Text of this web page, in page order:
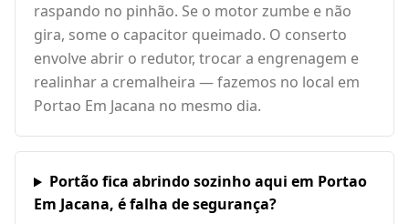
raspando no pinhão. Se o motor zumbe e não
gira, some o capacitor queimado. O conserto
envolve abrir o redutor, trocar a engrenagem e
realinhar a cremalheira — fazemos no local em
Portao Em Jacana no mesmo dia.
Portão fica abrindo sozinho aqui em Portao
Em Jacana, é falha de segurança?